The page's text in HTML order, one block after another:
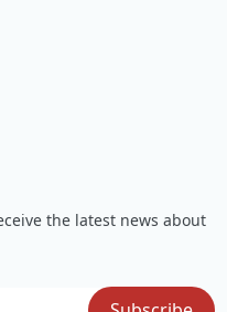
the latest news about